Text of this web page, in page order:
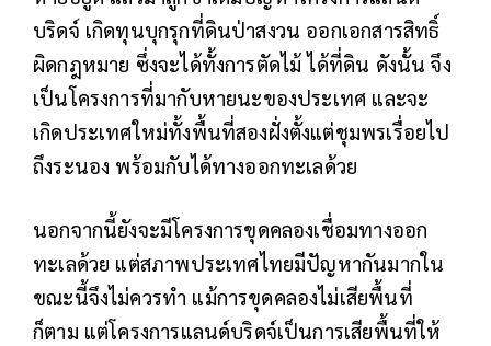
บริดจ์ เกิดทุนบุกรุกที่ดินป่าสงวน ออกเอกสารสิทธิ์
ผิดกฎหมาย ซึ่งจะได้ทั้งการตัดไม้ ได้ที่ดิน ดังนั้น จึง
เป็นโครงการที่มากับหายนะของประเทศ และจะ
เกิดประเทศใหม่ทั้งพื้นที่สองฝั่งตั้งแต่ชุมพรเรื่อยไป
ถึงระนอง พร้อมกับได้ทางออกทะเลด้วย
นอกจากนี้ยังจะมีโครงการขุดคลองเชื่อมทางออก
ทะเลด้วย แต่สภาพประเทศไทยมีปัญหากันมากใน
ขณะนี้จึงไม่ควรทำ แม้การขุดคลองไม่เสียพื้นที่
ก็ตาม แต่โครงการแลนด์บริดจ์เป็นการเสียพื้นที่ให้